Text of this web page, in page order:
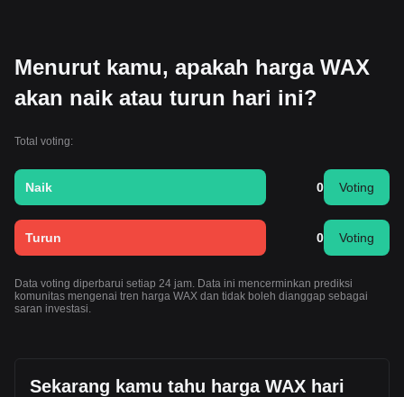
Menurut kamu, apakah harga WAX
akan naik atau turun hari ini?
Total voting:
Naik 0 Voting
Turun 0 Voting
Data voting diperbarui setiap 24 jam. Data ini mencerminkan prediksi
komunitas mengenai tren harga WAX dan tidak boleh dianggap sebagai
saran investasi.
Sekarang kamu tahu harga WAX hari